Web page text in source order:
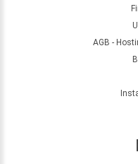
AGB -